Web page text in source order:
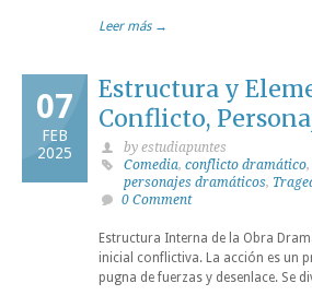
Leer más →
07
FEB
2025
Estructura y
Conflicto,
by estudiapuntes
Comedia, conflicto dramático,
personajes dramáticos,
0 Comment
Estructura Interna de la Obra
inicial conflictiva. La acción es un
pugna de fuerzas y desenlace. Se